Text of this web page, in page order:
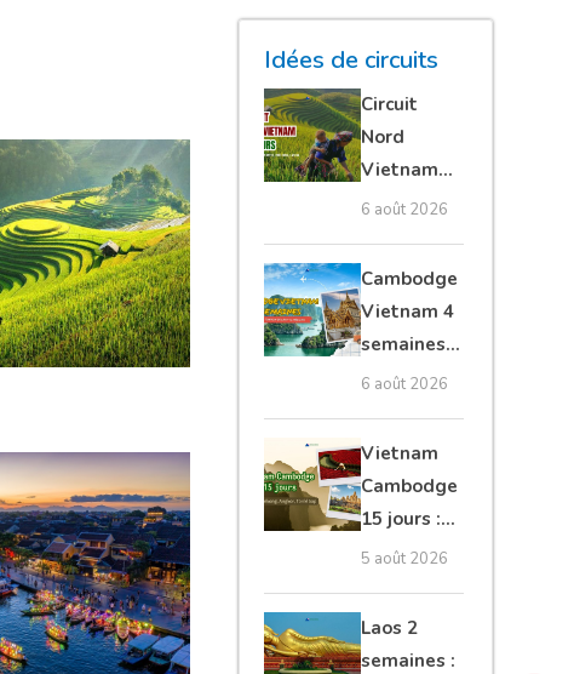
avion et
voiture
Idées de circuits
Circuit
Nord
Vietnam
15 jours :
loop en
moto, Ninh
Binh, Lan
6 août 2026
Cambodge
Vietnam 4
semaines :
Angkor,
secret &
Mékong
6 août 2026
Vietnam
Cambodge
15 jours :
Hanoi,
Angkor,
Tonlé Sap
5 août 2026
Laos 2
semaines :